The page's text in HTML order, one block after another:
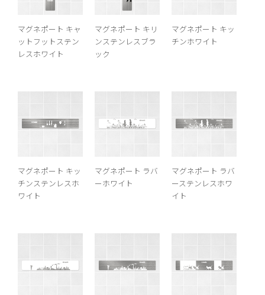
マグネポート キャ
ットフットステン
レスホワイト
マグネポート キリ
ンステンレスブラ
ック
マグネポート キッ
チンホワイト
マグネポート キッ
チンステンレスホ
ワイト
マグネポート ラバ
ーホワイト
マグネポート ラバ
ーステンレスホワ
イト